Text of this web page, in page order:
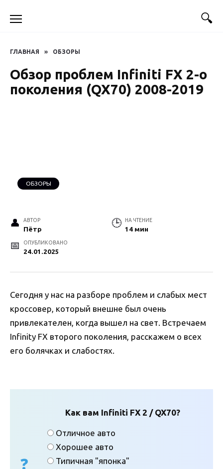
ГЛАВНАЯ » ОБЗОРЫ
Обзор проблем Infiniti FX 2-о
поколения (QX70) 2008-2019
ОБЗОРЫ
АВТОР
Пётр
НА ЧТЕНИЕ
14 мин
ОПУБЛИКОВАНО
24.01.2025
Сегодня у нас на разборе проблем и слабых мест
кроссовер, который внешне был очень
привлекателен, когда вышел на свет. Встречаем
Infinity FX второго поколения, расскажем о всех
его болячках и слабостях.
Как вам Infiniti FX 2 / QX70?
Отличное авто
Хорошее авто
Типичная "японка"